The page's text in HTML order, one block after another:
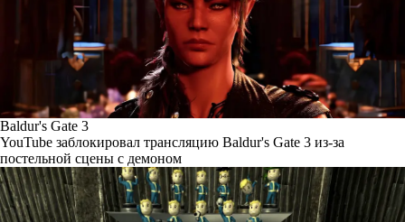
Baldur's Gate 3
YouTube заблокировал трансляцию Baldur's Gate 3 из-за
постельной сцены с демоном